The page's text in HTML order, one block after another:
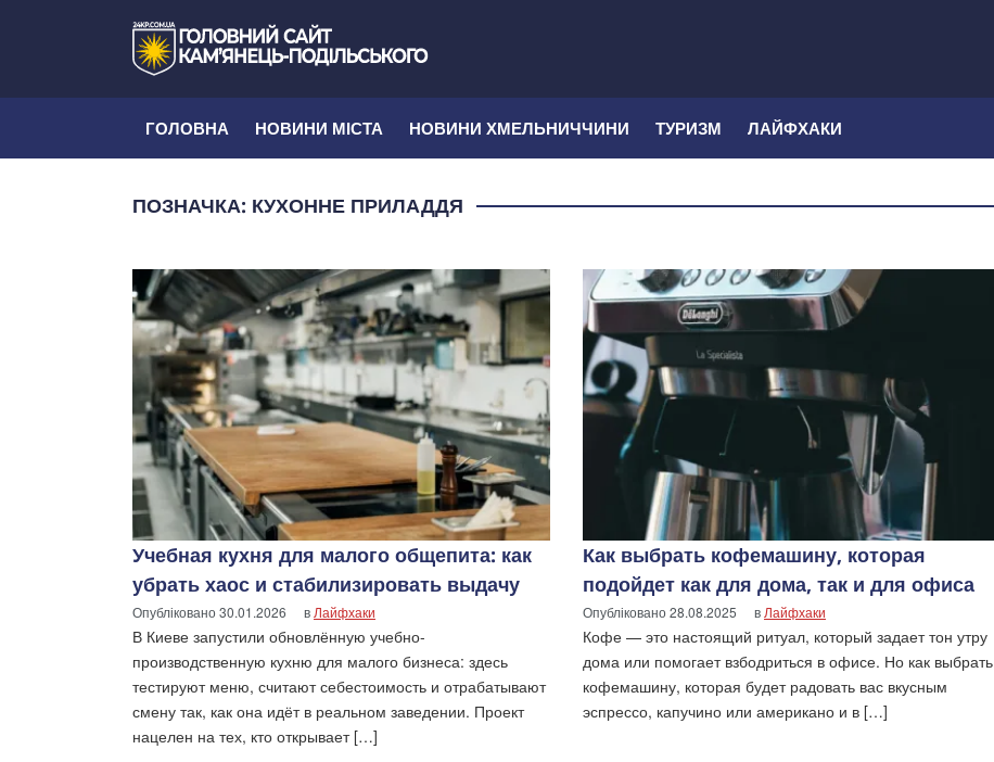
ГОЛОВНА НОВИНИ МІСТА НОВИНИ ХМЕЛЬНИЧЧИНИ ТУРИЗМ ЛАЙФХАКИ
ПОЗНАЧКА: КУХОННЕ ПРИЛАДДЯ
Учебная кухня для малого общепита: как
убрать хаос и стабилизировать выдачу
Опубліковано30.01.2026 в Лайфхаки
В Киеве запустили обновлённую учебно-
производственную кухню для малого бизнеса: здесь
тестируют меню, считают себестоимость и отрабатывают
смену так, как она идёт в реальном заведении. Проект
нацелен на тех, кто открывает […]
Как выбрать кофемашину, которая
подойдет как для дома, так и для офиса
Опубліковано28.08.2025 в Лайфхаки
Кофе — это настоящий ритуал, который задает тон утру
дома или помогает взбодриться в офисе. Но как выбрать
кофемашину, которая будет радовать вас вкусным
эспрессо, капучино или американо и в […]